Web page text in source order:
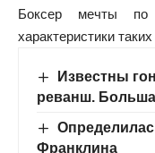
Боксер мечты
характеристики
Известны
реванш. Больша
Франклина